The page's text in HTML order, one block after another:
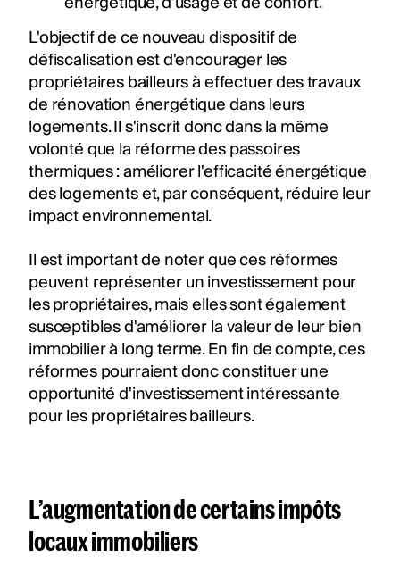
L'objectif de ce nouveau dispositif de
défiscalisation est d'encourager les
propriétaires bailleurs à effectuer des travaux
de rénovation énergétique dans leurs
logements. Il s'inscrit donc dans la même
volonté que la réforme des passoires
thermiques : améliorer l'efficacité énergétique
des logements et, par conséquent, réduire leur
impact environnemental.
Il est important de noter que ces réformes
peuvent représenter un investissement pour
les propriétaires, mais elles sont également
susceptibles d'améliorer la valeur de leur bien
immobilier à long terme. En fin de compte, ces
réformes pourraient donc constituer une
opportunité d'investissement intéressante
pour les propriétaires bailleurs.
L’augmentation de certains impôts
locaux immobiliers